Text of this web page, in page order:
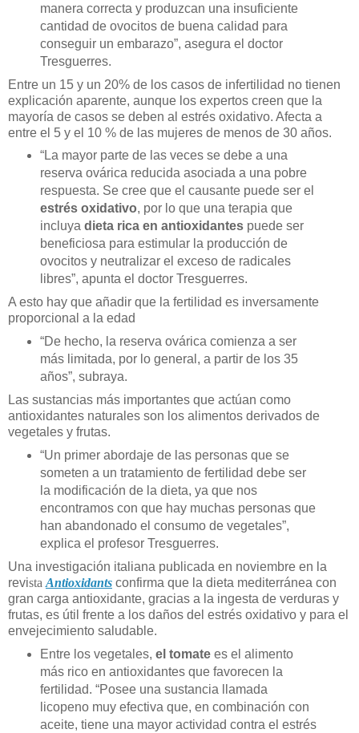
manera correcta y produzcan una insuficiente
cantidad de ovocitos de buena calidad para
conseguir un embarazo”, asegura el doctor
Tresguerres.
Entre un 15 y un 20% de los casos de infertilidad no tienen
explicación aparente, aunque los expertos creen que la
mayoría de casos se deben al estrés oxidativo. Afecta a
entre el 5 y el 10 % de las mujeres de menos de 30 años.
“La mayor parte de las veces se debe a una
reserva ovárica reducida asociada a una pobre
respuesta. Se cree que el causante puede ser el
estrés oxidativo, por lo que una terapia que
incluya dieta rica en antioxidantespuede ser
beneficiosa para estimular la producción de
ovocitos y neutralizar el exceso de radicales
libres”, apunta el doctor Tresguerres.
A esto hay que añadir que la fertilidad es inversamente
proporcional a la edad
“De hecho, la reserva ovárica comienza a ser
más limitada, por lo general, a partir de los 35
años”, subraya.
Las sustancias más importantes que actúan como
antioxidantes naturales son los alimentos derivados de
vegetales y frutas.
“Un primer abordaje de las personas que se
someten a un tratamiento de fertilidad debe ser
la modificación de la dieta, ya que nos
encontramos con que hay muchas personas que
han abandonado el consumo de vegetales”,
explica el profesor Tresguerres.
Una investigación italiana publicada en noviembre en la
revista Antioxidants confirma que la dieta mediterránea con
gran carga antioxidante, gracias a la ingesta de verduras y
frutas, es útil frente a los daños del estrés oxidativo y para el
envejecimiento saludable.
Entre los vegetales, el tomatees el alimento
más rico en antioxidantes que favorecen la
fertilidad. “Posee una sustancia llamada
licopeno muy efectiva que, en combinación con
aceite, tiene una mayor actividad contra el estrés